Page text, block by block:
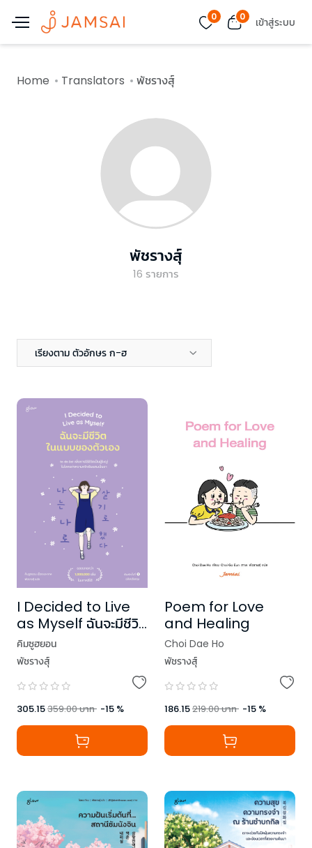
0 0 เข้าสู่ระบบ
Home Translators พัชรางสุ์
พัชรางสุ์
16 รายการ
เรียงตาม ตัวอักษร ก-ฮ
I Decided to Live
as Myself ฉันจะมีชีวิต
ในแบบของตัวเอง
คิมซูฮยอน
พัชรางสุ์
305.15359.00บาท -15 %
Poem for Love
and Healing
Choi Dae Ho
พัชรางสุ์
186.15219.00บาท -15 %